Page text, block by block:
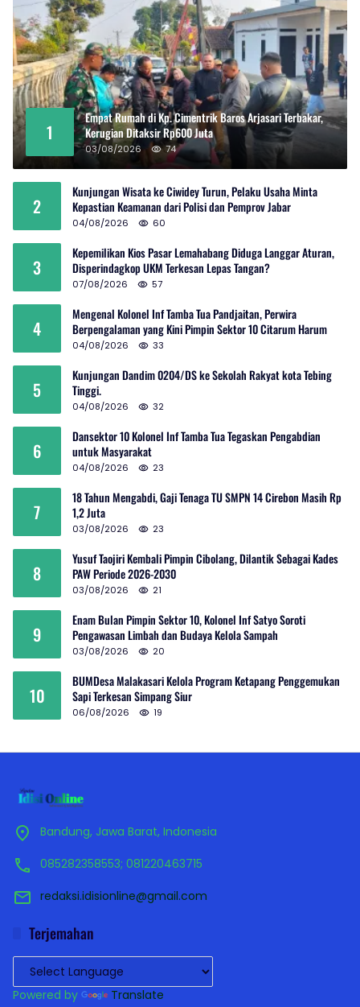
1
Empat Rumah di Kp. Cimentrik Baros Arjasari Terbakar,
Kerugian Ditaksir Rp600 Juta
03/08/2026 74
2
Kunjungan Wisata ke Ciwidey Turun, Pelaku Usaha Minta
Kepastian Keamanan dari Polisi dan Pemprov Jabar
04/08/2026 60
3
Kepemilikan Kios Pasar Lemahabang Diduga Langgar Aturan,
Disperindagkop UKM Terkesan Lepas Tangan?
07/08/2026 57
4
Mengenal Kolonel Inf Tamba Tua Pandjaitan, Perwira
Berpengalaman yang Kini Pimpin Sektor 10 Citarum Harum
04/08/2026 33
5
Kunjungan Dandim 0204/DS ke Sekolah Rakyat kota Tebing
Tinggi.
04/08/2026 32
6
Dansektor 10 Kolonel Inf Tamba Tua Tegaskan Pengabdian
untuk Masyarakat
04/08/2026 23
7
18 Tahun Mengabdi, Gaji Tenaga TU SMPN 14 Cirebon Masih Rp
1,2 Juta
03/08/2026 23
8
Yusuf Taojiri Kembali Pimpin Cibolang, Dilantik Sebagai Kades
PAW Periode 2026-2030
03/08/2026 21
9
Enam Bulan Pimpin Sektor 10, Kolonel Inf Satyo Soroti
Pengawasan Limbah dan Budaya Kelola Sampah
03/08/2026 20
10
BUMDesa Malakasari Kelola Program Ketapang Penggemukan
Sapi Terkesan Simpang Siur
06/08/2026 19
Bandung, Jawa Barat, Indonesia
085282358553; 081220463715
redaksi.idisionline@gmail.com
Terjemahan
Powered by Translate